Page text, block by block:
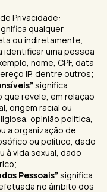
Privacidade:
qualquer
ou indiretamente,
uma pessoa
nome, CPF, data
IP, dentre outros;
significa
que revele, em relação
origem racial ou
opinião política,
a organização de
ou político, dado
à vida sexual, dado
Pessoais” significa
no âmbito dos